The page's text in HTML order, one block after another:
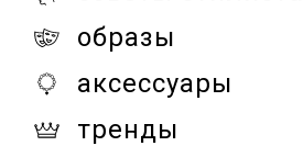
образы
аксессуары
тренды